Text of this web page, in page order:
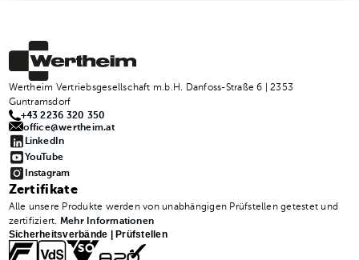
Wertheim Vertriebsgesellschaft m.b.H. Danfoss-Straße 6 | 2353
Guntramsdorf
+43 2236 320 350
office@wertheim.at
LinkedIn
YouTube
Instagram
Zertifikate
Alle unsere Produkte werden von unabhängigen Prüfstellen getestet und
zertifiziert. Mehr Informationen
Sicherheitsverbände | Prüfstellen